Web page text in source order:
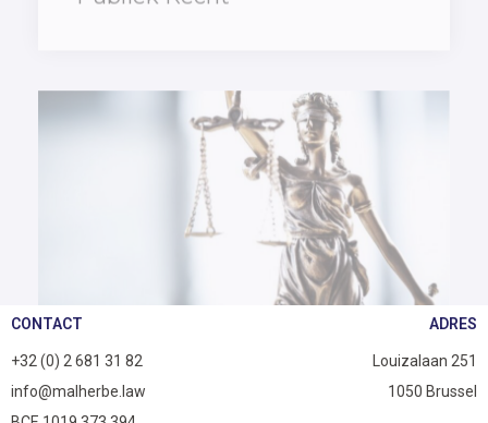
CONTACT
+32 (0) 2 681 31 82
info@malherbe.law
ADRES
Louizalaan 251
1050 Brussel